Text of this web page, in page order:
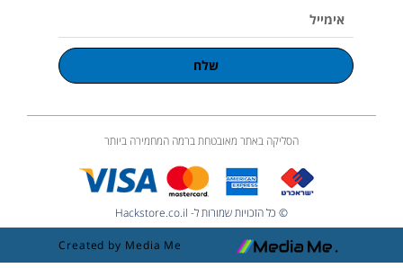
שלח
הסליקה באתר מאובטחת ברמה המחמירה ביותר
© כל הזכויות שמורות ל- Hackstore.co.il
Created by Media Me